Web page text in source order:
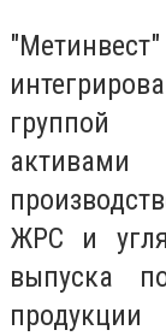
группой
ЖРС и
выпуска